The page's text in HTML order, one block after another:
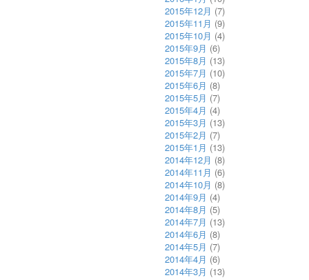
2015年12月 (7)
2015年11月 (9)
2015年10月 (4)
2015年9月 (6)
2015年8月 (13)
2015年7月 (10)
2015年6月 (8)
2015年5月 (7)
2015年4月 (4)
2015年3月 (13)
2015年2月 (7)
2015年1月 (13)
2014年12月 (8)
2014年11月 (6)
2014年10月 (8)
2014年9月 (4)
2014年8月 (5)
2014年7月 (13)
2014年6月 (8)
2014年5月 (7)
2014年4月 (6)
2014年3月 (13)